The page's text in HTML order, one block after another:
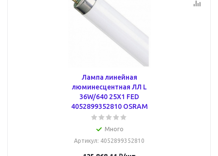
Лампа линейная
люминесцентная ЛЛ L
36W/640 25X1 FED
4052899352810 OSRAM
Много
Артикул: 4052899352810